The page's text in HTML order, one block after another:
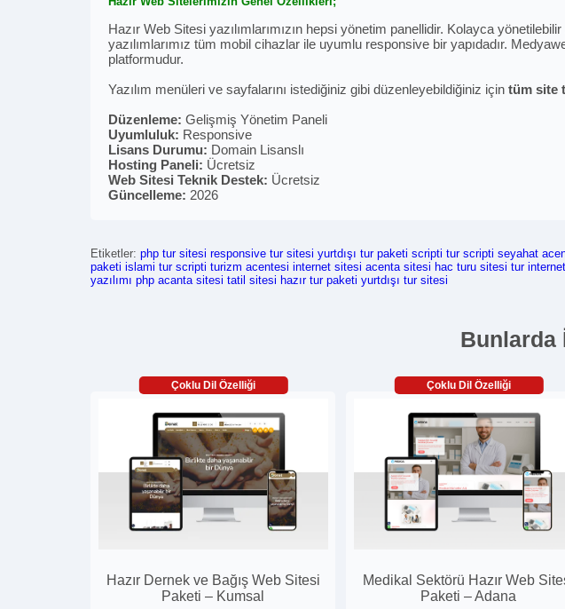
Hazır Web Sitesi yazılımlarımızın hepsi yönetim panellidir. Kolayca
yazılımlarımız tüm mobil cihazlar ile uyumlu responsive bir yapıdadır.
platformudur.
Yazılım menüleri ve sayfalarını istediğiniz gibi düzenleyebildiğiniz için tüm site
Düzenleme: Gelişmiş Yönetim Paneli
Uyumluluk: Responsive
Lisans Durumu: Domain Lisanslı
Hosting Paneli: Ücretsiz
Web Sitesi Teknik Destek: Ücretsiz
Güncelleme: 2026
Etiketler: php tur sitesi responsive tur sitesi yurtdışı tur paketi scripti tur scripti seyahat
paketi islami tur scripti turizm acentesi internet sitesi acenta sitesi hac turu sitesi tur
yazılımı php acanta sitesi tatil sitesi hazır tur paketi yurtdışı tur sitesi
Bunlarda
Çoklu Dil Özelliği
Hazır Dernek ve Bağış Web Sitesi
Paketi – Kumsal
Çoklu Dil Özelliği
Medikal Sektörü Hazır Web
Paketi – Adana